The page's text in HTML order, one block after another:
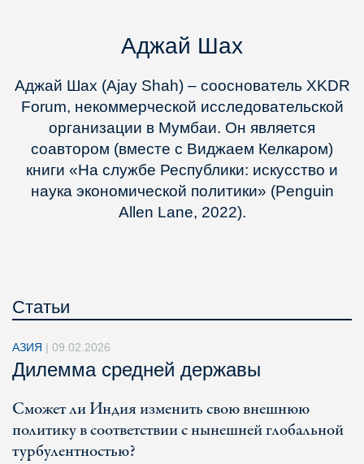
Аджай Шах
Аджай Шах (Ajay Shah) – сооснователь XKDR
Forum, некоммерческой исследовательской
организации в Мумбаи. Он является
соавтором (вместе с Виджаем Келкаром)
книги «На службе Республики: искусство и
наука экономической политики» (Penguin
Allen Lane, 2022).
Статьи
АЗИЯ | 09.02.2026
Дилемма средней державы
Сможет ли Индия изменить свою внешнюю
политику в соответствии с нынешней глобальной
турбулентностью?